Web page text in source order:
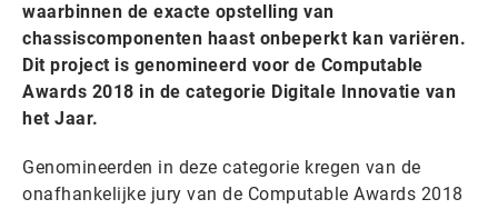
waarbinnen de exacte opstelling van
chassiscomponenten haast onbeperkt kan variëren.
Dit project is genomineerd voor de Computable
Awards 2018 in de categorie Digitale Innovatie van
het Jaar.
Genomineerden in deze categorie kregen van de
onafhankelijke jury van de Computable Awards 2018